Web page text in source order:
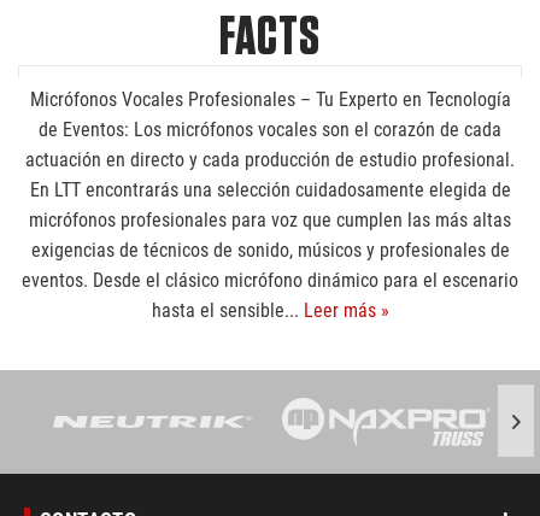
FACTS
Micrófonos Vocales Profesionales – Tu Experto en Tecnología
de Eventos: Los micrófonos vocales son el corazón de cada
actuación en directo y cada producción de estudio profesional.
En LTT encontrarás una selección cuidadosamente elegida de
micrófonos profesionales para voz que cumplen las más altas
exigencias de técnicos de sonido, músicos y profesionales de
eventos. Desde el clásico micrófono dinámico para el escenario
hasta el sensible... Leer más »